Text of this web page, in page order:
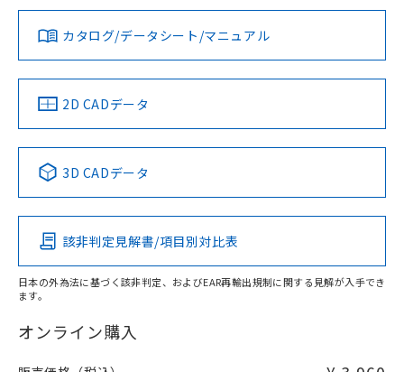
ダウンロードデータをご利用いただく前に、以下を必ずお読
みください。
ソフトウェアの使用条件
対応済み
中国 RoHS 注意事項・凡例
Pb Hg Cd Cr(VI)
O
在庫等で未対応品が混在する可能性があります。
問い合わせください。
LR型式承認
（イギリス
船舶規格）
DNV型式承認
（ノルウェー
BV型式承認
（フランス
KR型式
（韓国
No No No No
この製品の規格認証/適合状況ページへ
その他の認証はこちらのページからご検索ください
カタログ/データシート/マニュアル
2D CADデータ
3D CADデータ
該非判定見解書/項目別対比表
日本の外為法に基づく該非判定、およびEAR再輸出規制に関する見解が入手でき
ます。
オンライン購入